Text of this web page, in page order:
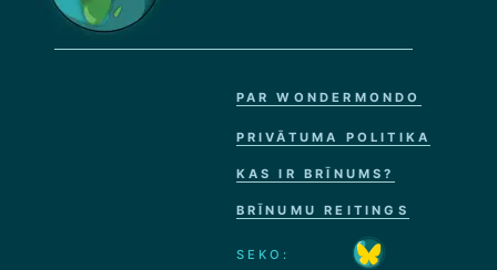
PAR WONDERMONDO
PRIVĀTUMA POLITIKA
KAS IR BRĪNUMS?
BRĪNUMU REITINGS
SEKO: